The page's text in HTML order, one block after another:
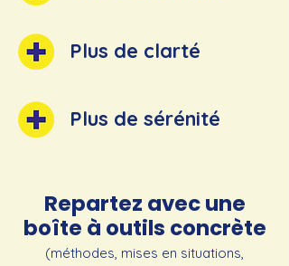
Plus de clarté
Plus de sérénité
Repartez avec une
boîte à outils concrète
(méthodes, mises en situations,